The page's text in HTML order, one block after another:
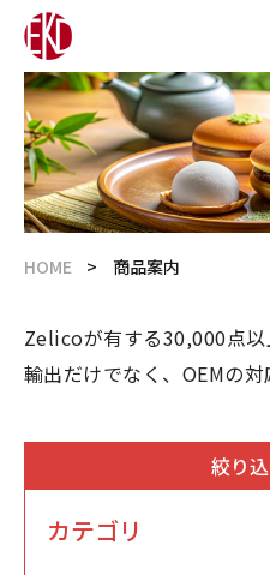
HOME 商品案内
Zelicoが有する30,000点以
輸出だけでなく、OEMの対
絞り
カテゴリ